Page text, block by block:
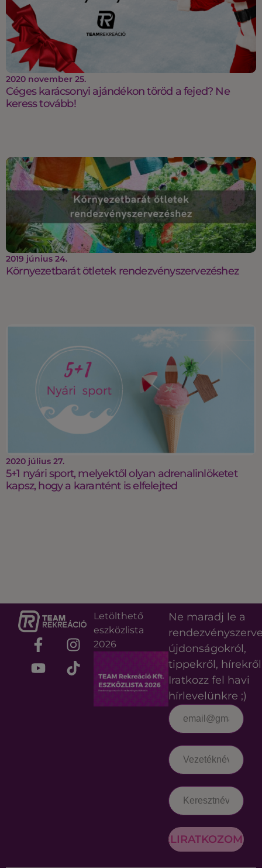
2020 november 25.
Céges karácsonyi ajándékon töröd a fejed? Ne
keress tovább!
2019 június 24.
Környezetbarát ötletek rendezvényszervezéshez
2020 július 27.
5+1 nyári sport, melyektől olyan adrenalinlöketet
kapsz, hogy a karantént is elfelejted
Letölthető
eszközlista
2026
Ne maradj le a
újdonságokról,
tippekről,
Iratkozz fel havi
hírlevelünkre ;)
FELIRATKOZOM